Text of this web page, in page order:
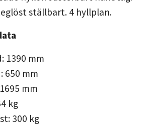
ställbart. 4 hyllplan.
1390 mm
650 mm
mm
kg
300 kg